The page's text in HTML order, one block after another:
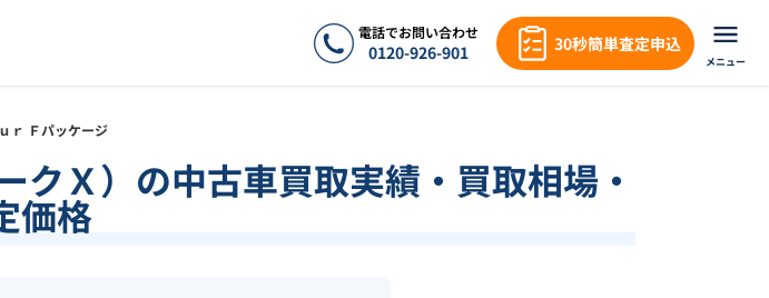
電話でお問い合わせ
0120-926-901 30秒簡単査定申込
メニュー
ｒ Ｆパッケージ
クＸ）の中古車買取実績・買取相場・
価格